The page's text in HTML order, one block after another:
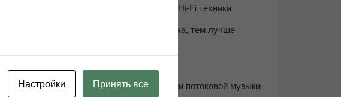
что
эти
Возьмите друга в салон Hi-Fi техники
Чем дороже аудиотехника, тем лучше
10 способов оптимизации потоковой музыки
Настройки Принять все